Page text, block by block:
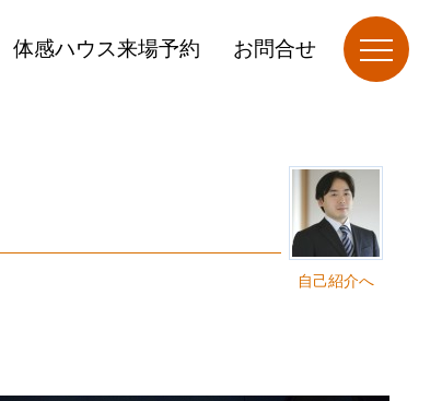
体感ハウス来場予約 お問合せ
自己紹介へ